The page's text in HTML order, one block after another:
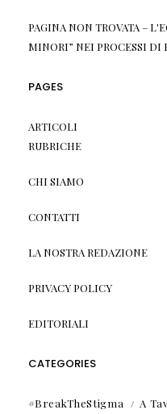
PAGINA NON TROVATA –
MINORI” NEI PROCESSI
PAGES
ARTICOLI
RUBRICHE
CHI SIAMO
CONTATTI
LA NOSTRA REDAZIONE
PRIVACY POLICY
EDITORIALI
CATEGORIES
#BreakTheStigma A